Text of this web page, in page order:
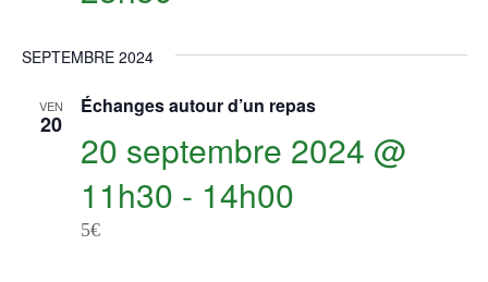
SEPTEMBRE 2024
VEN
20
Échanges autour d’un repas
20 septembre 2024 @
11h30 - 14h00
5€